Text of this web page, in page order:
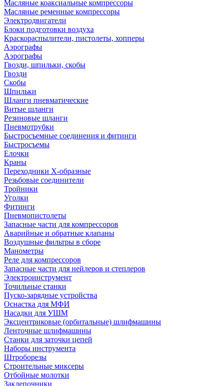
Масляные коаксиальные компрессоры
Масляные ременные компрессоры
Электродвигатели
Блоки подготовки воздуха
Краскораспылители, пистолеты, хопперы
Аэрографы
Аэрографы
Гвозди, шпильки, скобы
Гвозди
Скобы
Шпильки
Шланги пневматические
Витые шланги
Резиновые шланги
Пневмотрубки
Быстросъемные соединения и фитинги
Быстросъемы
Елочки
Краны
Переходники Х-образные
Резьбовые соединители
Тройники
Уголки
Фитинги
Пневмопистолеты
Запасные части для компрессоров
Аварийные и обратные клапаны
Воздушные фильтры в сборе
Манометры
Реле для компрессоров
Запасные части для нейлеров и степлеров
Электроинструмент
Точильные станки
Пуско-зарядные устройства
Оснастка для МФИ
Насадки для УШМ
Эксцентриковые (орбитальные) шлифмашины
Ленточные шлифмашины
Станки для заточки цепей
Наборы инструмента
Штроборезы
Строительные миксеры
Отбойные молотки
Заклепочники